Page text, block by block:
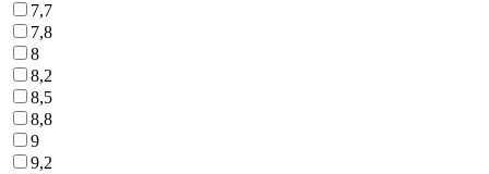
7,7
7,8
8
8,2
8,5
8,8
9
9,2